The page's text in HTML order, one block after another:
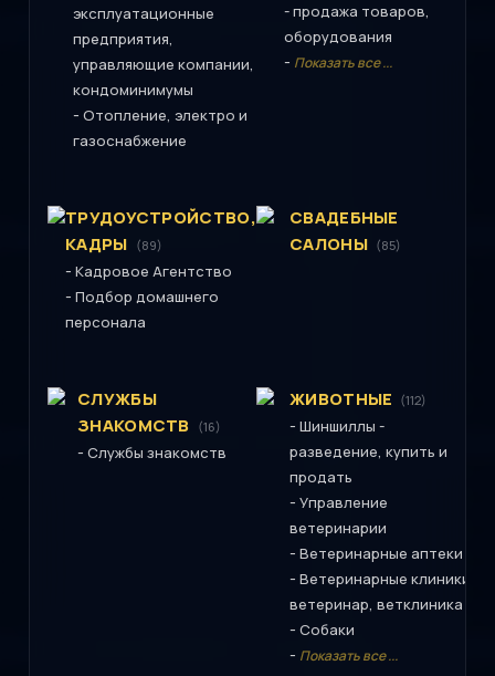
эксплуатационные
предприятия,
управляющие компании,
кондоминимумы
- Отопление, электро и
газоснабжение
- продажа товаров,
оборудования
- Показать все ...
ТРУДОУСТРОЙСТВО,
КАДРЫ (89)
- Кадровое Агентство
- Подбор домашнего
персонала
СВАДЕБНЫЕ
САЛОНЫ (85)
СЛУЖБЫ
ЗНАКОМСТВ
(16)
- Службы знакомств
ЖИВОТНЫЕ (112)
- Шиншиллы -
разведение, купить и
продать
- Управление
ветеринарии
- Ветеринарные аптеки
- Ветеринарные клиники,
ветеринар, ветклиника
- Собаки
- Показать все ...